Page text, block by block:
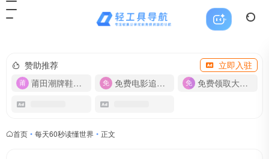
赞助推荐
立即入驻
莆田潮牌鞋服-货源
免费电影追剧APP 免费领取大流量卡【500G】
首页 • 每天60秒读懂世界 • 正文